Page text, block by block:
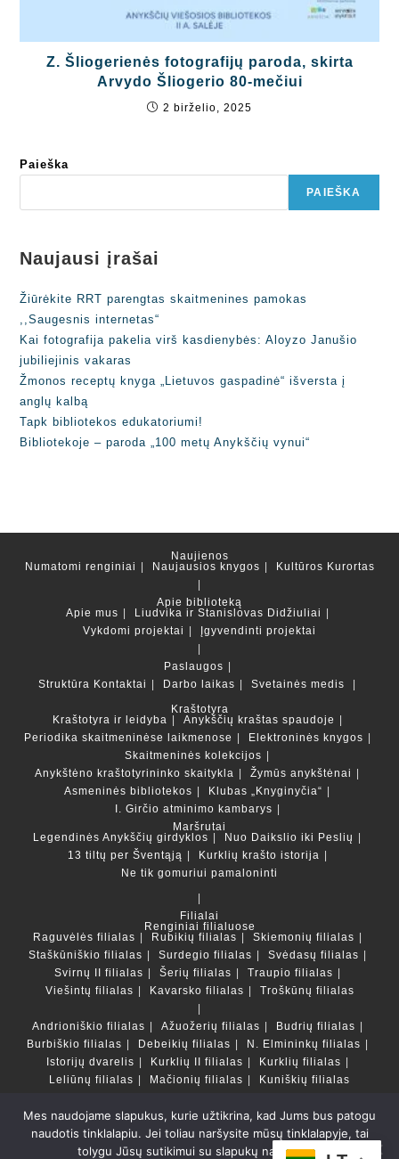
Z. Šliogerienės fotografijų paroda, skirta
Arvydo Šliogerio 80-mečiui
2 birželio, 2025
Paieška
PAIEŠKA
Naujausi įrašai
Žiūrėkite RRT parengtas skaitmenines pamokas
,,Saugesnis internetas“
Kai fotografija pakelia virš kasdienybės: Aloyzo Janušio
jubiliejinis vakaras
Žmonos receptų knyga „Lietuvos gaspadinė“ išversta į
anglų kalbą
Tapk bibliotekos edukatoriumi!
Bibliotekoje – paroda „100 metų Anykščių vynui“
Naujienos
Numatomi renginiai
Naujausios knygos Kultūros Kurortas
Apie biblioteką
Apie mus
Liudvika ir Stanislovas Didžiuliai
Vykdomi projektai
Įgyvendinti projektai
Paslaugos
Struktūra Kontaktai Darbo laikas
Svetainės medis
Kraštotyra
Kraštotyra ir leidyba
Anykščių kraštas spaudoje
Periodika skaitmeninėse laikmenose
Elektroninės knygos
Skaitmeninės kolekcijos
Anykštėno kraštotyrininko skaitykla
Žymūs anykštėnai
Asmeninės bibliotekos
Klubas „Knyginyčia“
I. Girčio atminimo kambarys
Maršrutai
Legendinės Anykščių girdyklos
Nuo Daikslio iki Peslių
13 tiltų per Šventąją
Kurklių krašto istorija
Ne tik gomuriui pamaloninti
Filialai
Renginiai filialuose
Raguvėlės filialas
Rubikių filialas
Skiemonių filialas
Staškūniškio filialas
Surdegio filialas
Svėdasų filialas
Svirnų II filialas
Šerių filialas
Traupio filialas
Viešintų filialas
Kavarsko filialas Troškūnų filialas
Andrioniškio filialas Ažuožerių filialas
Budrių filialas
Burbiškio filialas
Debeikių filialas
N. Elmininkų filialas
Istorijų dvarelis
Kurklių II filialas
Kurklių filialas
Leliūnų filialas
Mačionių filialas Kuniškių filialas
Duomenų bazės ir katalogai
LT
Copyright © Anykščių rajono savivaldybės Liudvikos ir
Mes naudojame slapukus, kurie užtikrina, kad Jums bus patogu
naudotis tinklalapiu. Jei toliau naršysite mūsų tinklalapyje, tai
tolygu Jūsų sutikimui su slapukų naudojimu.